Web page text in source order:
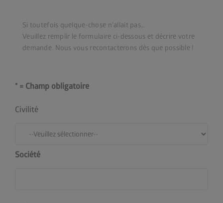
Si toutefois quelque-chose n’allait pas…
Veuillez remplir le formulaire ci-dessous et décrire votre
demande. Nous vous recontacterons dès que possible !
* = Champ obligatoire
Civilité
Société